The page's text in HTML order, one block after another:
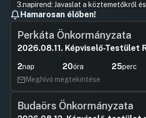
3.napirend: Javaslat a köztemetőkről és
a temetkezés rendjéről szóló 16/2004.
(IV. 16.) önkormányzati rendelet
módosítására
HozzászólásokUgrás a
Város Önkormányzata és Győr Megyei
Jogú Város Polgármesteri Hivatala 2026.
évi ellenőrzési tervére
HozzászólásokUgrás a napirendi
5.napirend: Javaslat Győr Megyei Jogú
Hamarosan élőben!
Perkáta Önkormányzata
2026.08.11. Képviselő-Testület
2nap 20óra 25perc
Meghívó megtekintése
Budaörs Önkormányzata